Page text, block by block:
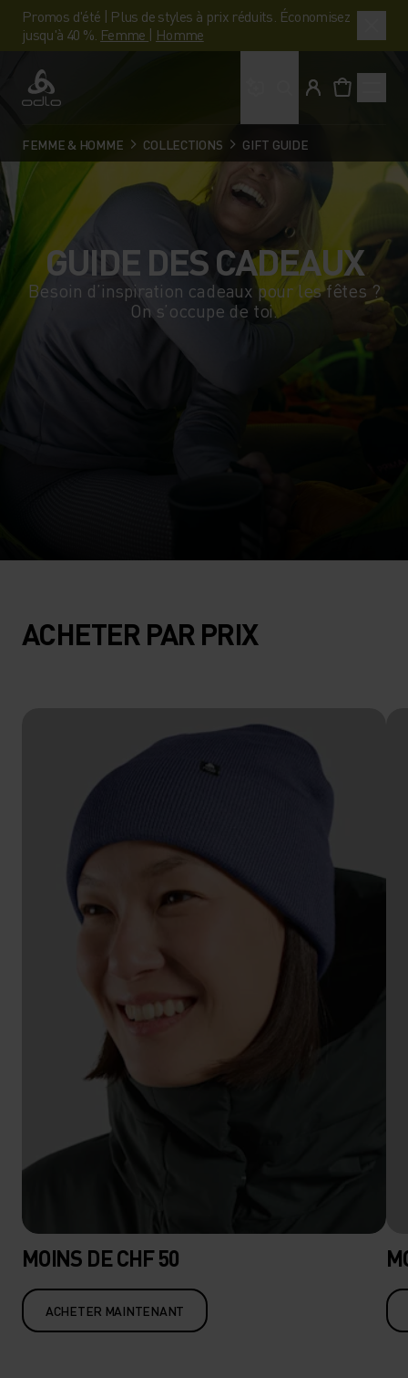
Promos d'été | Plus de styles à prix réduits. Économisez
jusqu'à 40 %. Femme | Homme
Odlo
FEMME & HOMME COLLECTIONS GIFT GUIDE
GUIDE DES CADEAUX
Besoin d’inspiration cadeaux pour les fêtes ?
On s’occupe de toi.
ACHETER PAR PRIX
MOINS DE CHF 50
ACHETER MAINTENANT